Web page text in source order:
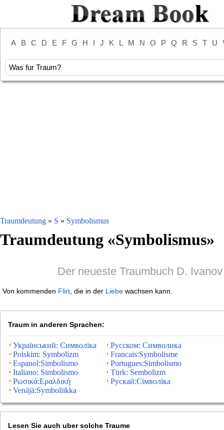
A B C D E F G H I J K L M N O P Q R S T U
Traumdeutung » S » Symbolismus
Traumdeutung «Symbolismus»
Der neueste Traumbuch D. Ivanov
Von kommenden Flirt , die in der Liebe wachsen kann.
Traum in anderen Sprachen:
Український: Символіка
Русском: Символика
Polskim: Symbolizm
Francais:Symbolisme
Espanol:Simbolismo
Portugues:Simbolismo
Italiano: Simbolismo
Türk: Sembolizm
Ρωσικά:Εραλδική
Рускай:Сімволіка
Venäjä:Symboliikka
Lesen Sie auch uber solche Traume